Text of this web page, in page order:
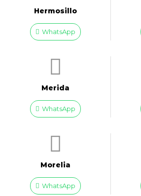
Hermosillo
WhatsApp
Merida
WhatsApp
Morelia
WhatsApp